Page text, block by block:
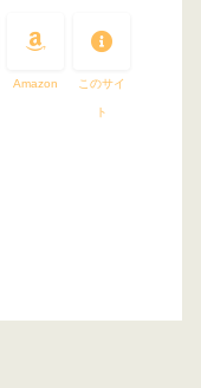
Amazon このサイ
ト